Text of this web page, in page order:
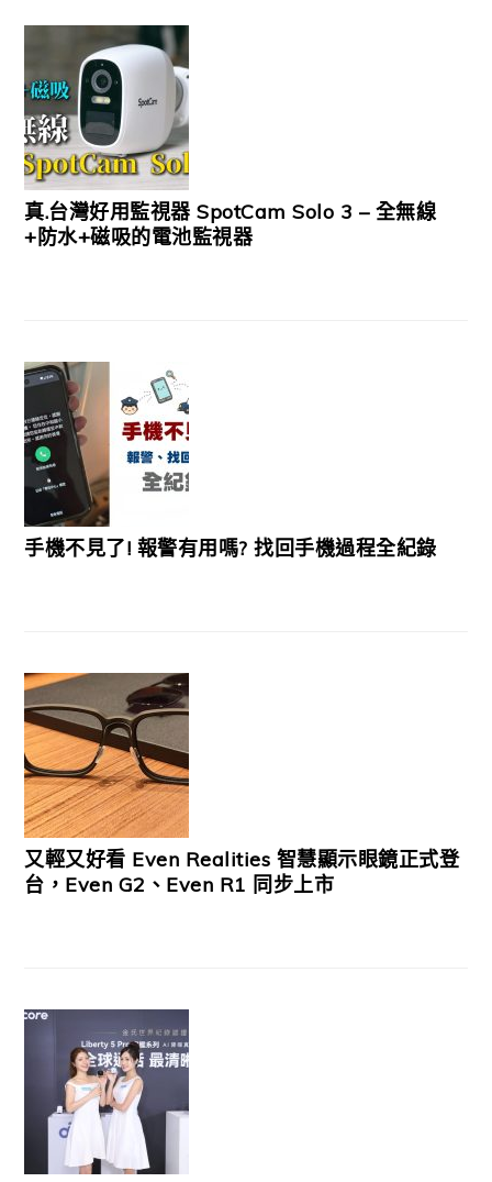
真.台灣好用監視器 SpotCam Solo 3 – 全無線
+防水+磁吸的電池監視器
手機不見了! 報警有用嗎? 找回手機過程全紀錄
又輕又好看 Even Realities 智慧顯示眼鏡正式登
台，Even G2、Even R1 同步上市